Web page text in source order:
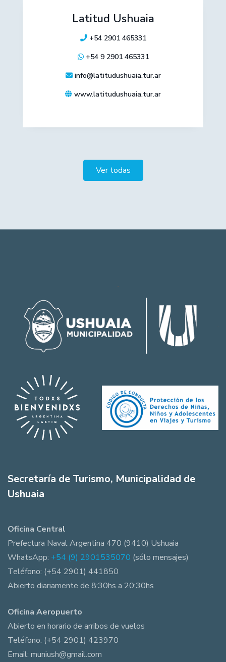
Latitud Ushuaia
+54 2901 465331
+54 9 2901 465331
info@latitudushuaia.tur.ar
www.latitudushuaia.tur.ar
Ver todas
Secretaría de Turismo, Municipalidad de
Ushuaia
Oficina Central
Prefectura Naval Argentina 470 (9410) Ushuaia
WhatsApp: +54 (9) 2901535070 (sólo mensajes)
Teléfono: (+54 2901) 441850
Abierto diariamente de 8:30hs a 20:30hs
Oficina Aeropuerto
Abierto en horario de arribos de vuelos
Teléfono: (+54 2901) 423970
Email: muniush@gmail.com